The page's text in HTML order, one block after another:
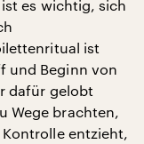
es wichtig, sich
ist
und Beginn von
dafür gelobt
Wege brachten,
entzieht,